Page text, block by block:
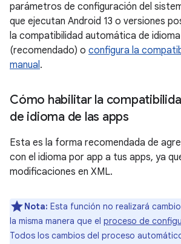
parámetros de configuración del
que ejecutan Android 13 o versiones
la compatibilidad automática de
(recomendado) o configura la
manual.
Cómo habilitar la
de idioma de las apps
Esta es la forma recomendada de
con el idioma por app a tus apps, ya
modificaciones en XML.
Nota: Esta función no realizará
la misma manera que el proceso de
Todos los cambios del proceso